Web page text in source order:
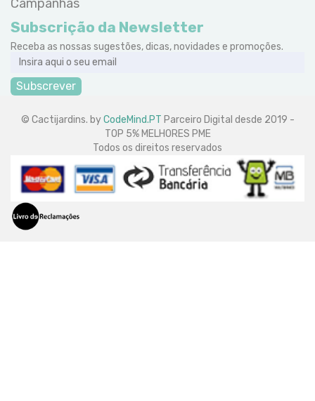
Campanhas
Subscrição da Newsletter
Receba as nossas sugestões, dicas, novidades e promoções.
Subscrever
© Cactijardins. byCodeMind.PT Parceiro Digital desde 2019 -
TOP 5% MELHORES PME
Todos os direitos reservados